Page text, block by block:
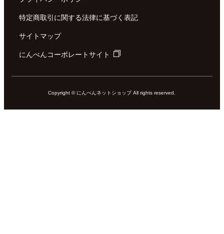
特定商取引に関する法律に基づく表記
サイトマップ
にんべんコーポレートサイト
Copyright © にんべんネットショップ All rights reserved.